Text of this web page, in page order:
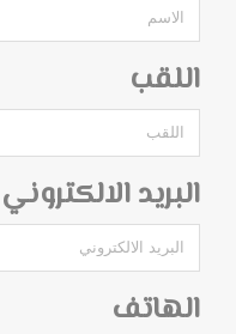
اللقب
البريد الالكتروني
الهاتف